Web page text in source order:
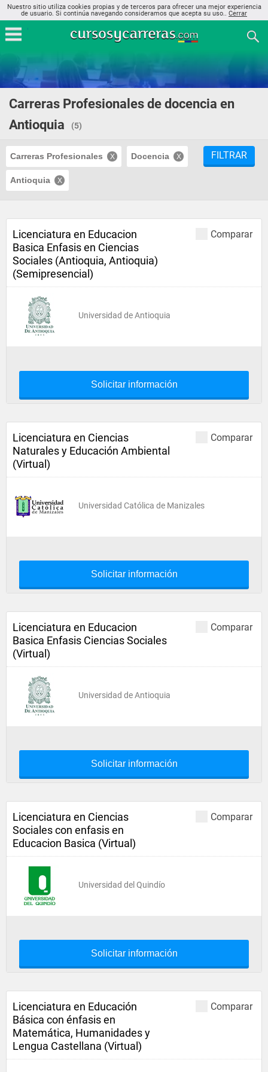
Nuestro sitio utiliza cookies propias y de terceros para ofrecer una mejor experiencia
de usuario. Si continúa navegando consideramos que acepta su uso.. Cerrar
Carreras Profesionales de docencia en
Antioquia
(5)
Carreras Profesionales Docencia
Antioquia
FILTRAR
Comparar
Licenciatura en Educacion
Basica Enfasis en Ciencias
Sociales (Antioquia, Antioquia)
(Semipresencial)
Universidad de Antioquia
Solicitar información
Comparar
Licenciatura en Ciencias
Naturales y Educación Ambiental
(Virtual)
Universidad Católica de Manizales
Solicitar información
Comparar
Licenciatura en Educacion
Basica Enfasis Ciencias Sociales
(Virtual)
Universidad de Antioquia
Solicitar información
Comparar
Licenciatura en Ciencias
Sociales con enfasis en
Educacion Basica (Virtual)
Universidad del Quindío
Solicitar información
Comparar
Licenciatura en Educación
Básica con énfasis en
Matemática, Humanidades y
Lengua Castellana (Virtual)